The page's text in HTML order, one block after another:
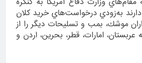
دارند به‌زودي درخواست‌هاي خريد كلان
موشك، بمب و تسليحات ديگر را از
امارات، قطر، بحرين، اردن و